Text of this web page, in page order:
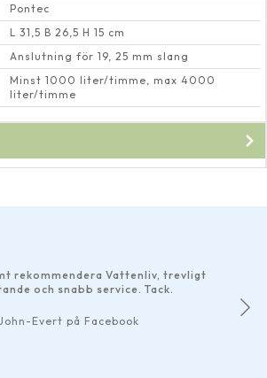
Pontec
L 31,5 B 26,5 H 15 cm
Anslutning för 19, 25 mm slang
Minst 1000 liter/timme, max 4000
liter/timme
rekommendera Vattenliv, trevligt
och snabb service. Tack.
Evert på Facebook